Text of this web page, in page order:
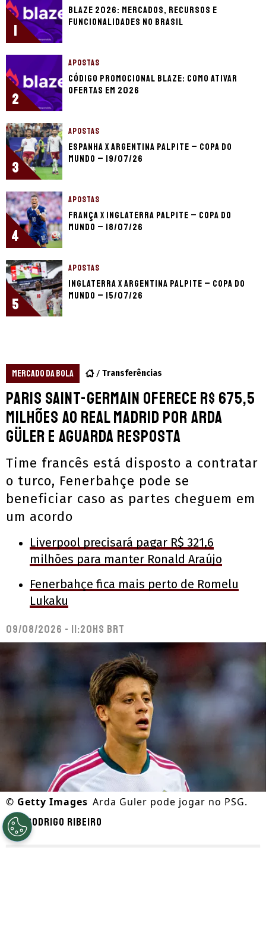
1
Blaze 2026: mercados, recursos e
funcionalidades no Brasil
2
APOSTAS
Código promocional Blaze: como ativar
ofertas em 2026
3
APOSTAS
Espanha x Argentina palpite – Copa do
Mundo – 19/07/26
4
APOSTAS
França x Inglaterra palpite – Copa do
Mundo – 18/07/26
5
APOSTAS
Inglaterra x Argentina palpite – Copa do
Mundo – 15/07/26
MERCADO DA BOLA Transferências
Paris Saint-Germain oferece R$ 675,5
milhões ao Real Madrid por Arda
Güler e aguarda resposta
Time francês está disposto a contratar
o turco, Fenerbahçe pode se
beneficiar caso as partes cheguem em
um acordo
Liverpool precisará pagar R$ 321,6
milhões para manter Ronald Araújo
Fenerbahçe fica mais perto de Romelu
Lukaku
09/08/2026 - 11:20hs BRT
© Getty Images Arda Guler pode jogar no PSG.
Por Rodrigo Ribeiro